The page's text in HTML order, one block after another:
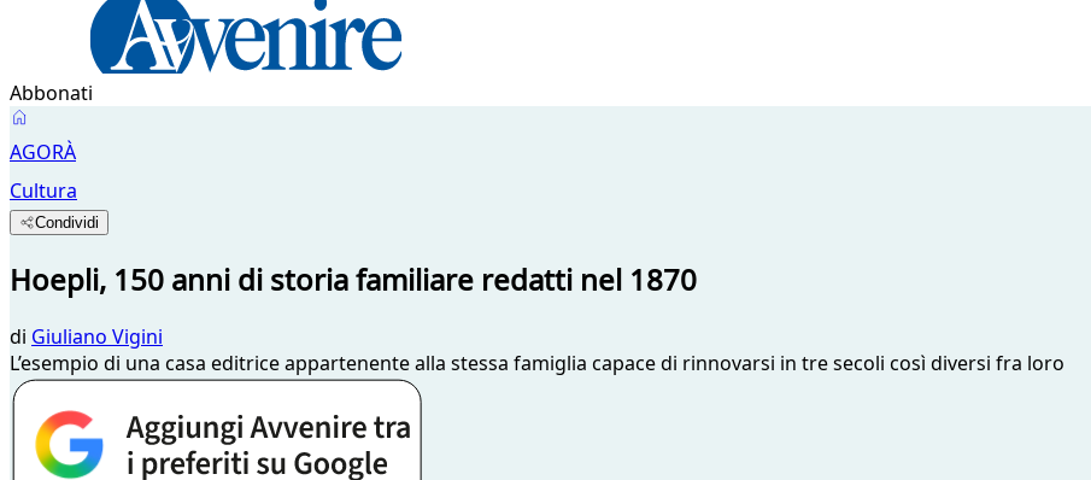
Abbonati
AGORÀ
Cultura
Condividi
Hoepli, 150 anni di storia familiare redatti nel 1870
di Giuliano Vigini
L’esempio di una casa editrice appartenente alla stessa famiglia capace di rinnovarsi in tre secoli così diversi fra loro